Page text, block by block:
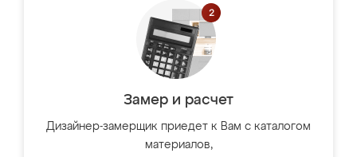
Замер и расчет
Дизайнер-замерщик приедет к Вам с каталогом
материалов,